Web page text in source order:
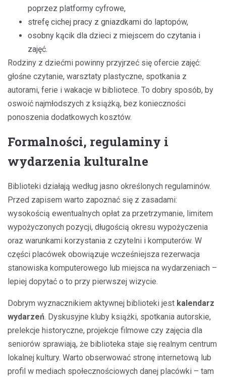
poprzez platformy cyfrowe,
strefę cichej pracy z gniazdkami do laptopów,
osobny kącik dla dzieci z miejscem do czytania i
zajęć.
Rodziny z dziećmi powinny przyjrzeć się ofercie zajęć:
głośne czytanie, warsztaty plastyczne, spotkania z
autorami, ferie i wakacje w bibliotece. To dobry sposób, by
oswoić najmłodszych z książką, bez konieczności
ponoszenia dodatkowych kosztów.
Formalności, regulaminy i
wydarzenia kulturalne
Biblioteki działają według jasno określonych regulaminów.
Przed zapisem warto zapoznać się z zasadami:
wysokością ewentualnych opłat za przetrzymanie, limitem
wypożyczonych pozycji, długością okresu wypożyczenia
oraz warunkami korzystania z czytelni i komputerów. W
części placówek obowiązuje wcześniejsza rezerwacja
stanowiska komputerowego lub miejsca na wydarzeniach –
lepiej dopytać o to przy pierwszej wizycie.
Dobrym wyznacznikiem aktywnej biblioteki jest kalendarz
wydarzeń. Dyskusyjne kluby książki, spotkania autorskie,
prelekcje historyczne, projekcje filmowe czy zajęcia dla
seniorów sprawiają, że biblioteka staje się realnym centrum
lokalnej kultury. Warto obserwować stronę internetową lub
profil w mediach społecznościowych danej placówki – tam